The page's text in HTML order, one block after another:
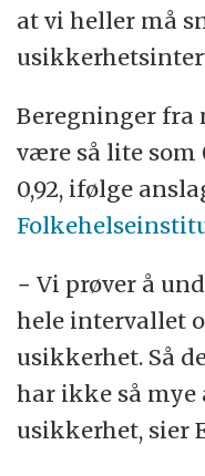
at vi heller må
Beregninger fra
være så lite som
0,92, ifølge
− Vi prøver å
hele intervallet
usikkerhet. Så
har ikke så mye
usikkerhet, sier